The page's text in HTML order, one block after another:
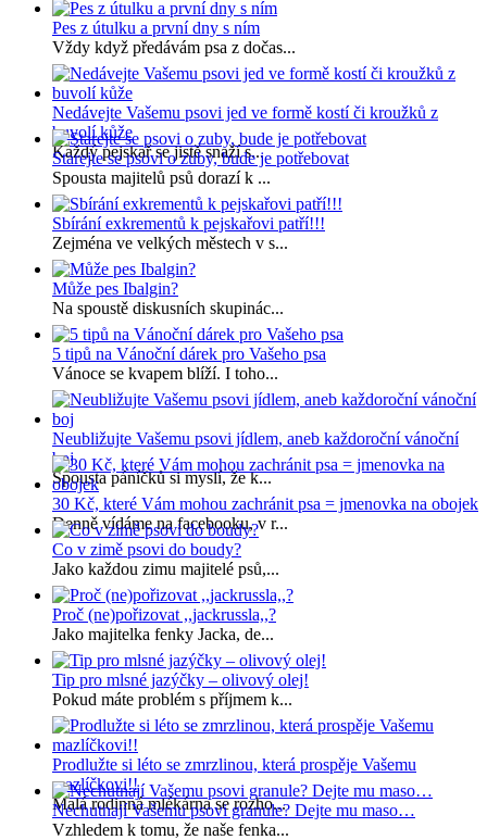
Pes z útulku a první dny s ním
Vždy když předávám psa z dočas...
Nedávejte Vašemu psovi jed ve formě kostí či kroužků z
buvolí kůže
Každý pejskař se jistě snaží s...
Starejte se psovi o zuby, bude je potřebovat
Spousta majitelů psů dorazí k ...
Sbírání exkrementů k pejskařovi patří!!!
Zejména ve velkých městech v s...
Může pes Ibalgin?
Na spoustě diskusních skupinác...
5 tipů na Vánoční dárek pro Vašeho psa
Vánoce se kvapem blíží. I toho...
Neubližujte Vašemu psovi jídlem, aneb každoroční vánoční
boj
Spousta páníčků si myslí, že k...
30 Kč, které Vám mohou zachránit psa = jmenovka na obojek
Denně vídáme na facebooku, v r...
Co v zimě psovi do boudy?
Jako každou zimu majitelé psů,...
Proč (ne)pořizovat ,,jackrussla,,?
Jako majitelka fenky Jacka, de...
Tip pro mlsné jazýčky – olivový olej!
Pokud máte problém s příjmem k...
Prodlužte si léto se zmrzlinou, která prospěje Vašemu
mazlíčkovi!!
Malá rodinná mlékárna se rozho...
Nechutnají Vašemu psovi granule? Dejte mu maso…
Vzhledem k tomu, že naše fenka...